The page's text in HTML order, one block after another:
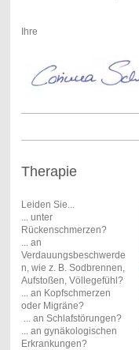
Ihre
Therapie
Leiden Sie...
... unter
Rückenschmerzen?
... an
Verdauungsbeschwerde
n, wie z. B. Sodbrennen,
Aufstoßen, Völlegefühl?
... an Kopfschmerzen
oder Migräne?
... an Schlafstörungen?
... an gynäkologischen
Erkrankungen?